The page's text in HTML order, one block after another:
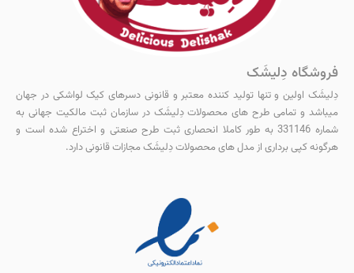
فروشگاه دِلیشَک
دِلیشَک اولین و‌ تنها تولید کننده معتبر و قانونی دسرهای کیک لواشکی در جهان
میباشد و تمامی طرح های محصولات دِلیشَک در سازمان ثبت مالکیت جهانی به
شماره 331146 به طور کاملا انحصاری ثبت طرح صنعتی و اختراع شده است و
هرگونه کپی برداری از مدل های محصولات دِلیشَک مجازات قانونی دارد.